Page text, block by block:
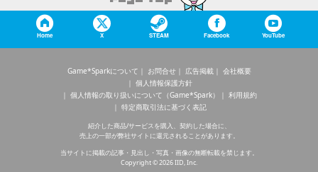
Home X STEAM Facebook YouTube
Game*Sparkについて お問合せ 広告掲載
会社概要
個人情報保護方針
個人情報の取り扱いについて（Game*Spark）
利用規約
特定商取引法に基づく表記
紹介した商品/サービスを購入、契約した場合に、
売上の一部が弊社サイトに還元されることがあります。
当サイトに掲載の記事・見出し・写真・画像の無断転載を禁じます。
Copyright © 2026 IID, Inc.